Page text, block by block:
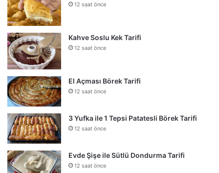
12 saat önce
Kahve Soslu Kek Tarifi
12 saat önce
El Açması Börek Tarifi
12 saat önce
3 Yufka ile 1 Tepsi Patatesli Börek Tarifi
12 saat önce
Evde Şişe ile Sütlü Dondurma Tarifi
12 saat önce